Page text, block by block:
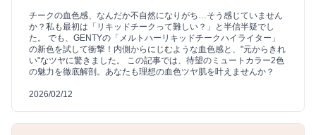
チークの血色感、なんだか不自然になりがち…そう感じていません
か？私も最初は「リキッドチークって難しい？」と半信半疑でし
た。 でも、GENTYの「メルトハーリキッドチークハイライター」
の新色を試して衝撃！内側からにじむような血色感と、"元からきれ
い"なツヤに驚きました。 この記事では、待望のミュートカラー2色
の魅力を徹底解剖。あなたも理想の血色ツヤ肌を叶えませんか？
2026/02/12